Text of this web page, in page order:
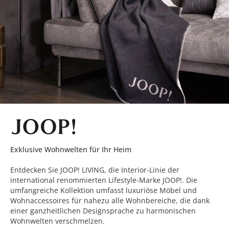
Exklusive Wohnwelten für Ihr Heim
Entdecken Sie JOOP! LIVING, die Interior-Linie der
international renommierten Lifestyle-Marke JOOP!. Die
umfangreiche Kollektion umfasst luxuriöse Möbel und
Wohnaccessoires für nahezu alle Wohnbereiche, die dank
einer ganzheitlichen Designsprache zu harmonischen
Wohnwelten verschmelzen.